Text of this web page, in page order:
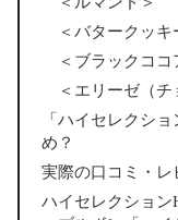
＜バタークッキ
＜ブラックココ
＜エリーゼ（
「ハイセレクシ
め？
実際の口コミ・レ
ハイセレクション